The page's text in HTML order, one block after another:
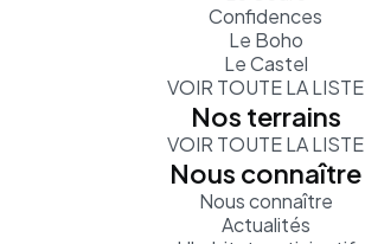
Confidences
Le Boho
Le Castel
VOIR TOUTE LA LISTE
Nos terrains
VOIR TOUTE LA LISTE
Nous connaître
Nous connaître
Actualités